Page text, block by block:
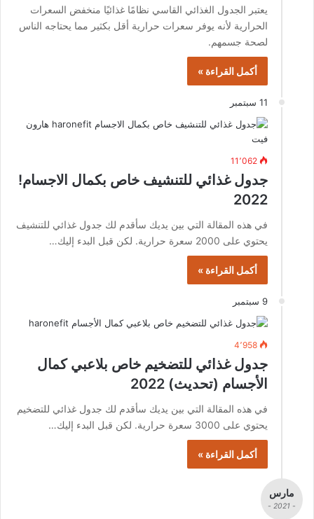
يعتبر الجدول الغذائي القاسي نظامًا غذائيًا منخفض السعرات
الحرارية لأنه يوفر سعرات حرارية أقل بكثير مما يحتاجه الناس ​​
لصحة جسمهم.
أكمل القراءة »
11 سبتمبر
11٬062
جدول غذائي للتنشيف خاص بكمال الاجسام!
2022
في هذه المقالة التي بين يديك سأقدم لك جدول غذائي للتنشيف
يحتوي على 2000 سعرة حرارية. لكن قبل البدء إليك…
أكمل القراءة »
9 سبتمبر
4٬958
جدول غذائي للتضخيم خاص بلاعبي كمال
الأجسام (تحديث) 2022
في هذه المقالة التي بين يديك سأقدم لك جدول غذائي للتضخيم
يحتوي على 3000 سعرة حرارية. لكن قبل البدء إليك…
أكمل القراءة »
مارس
- 2021 -